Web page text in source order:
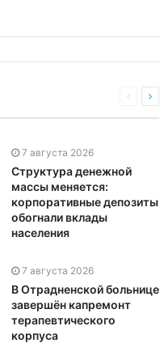
7 августа 2026
Структура денежной
массы меняется:
корпоративные депозиты
обогнали вклады
населения
7 августа 2026
В Отрадненской больнице
завершён капремонт
терапевтического
корпуса